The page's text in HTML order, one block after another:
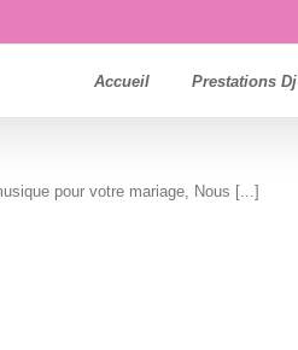
Accueil Prestations Dj
pour votre mariage, Nous [...]